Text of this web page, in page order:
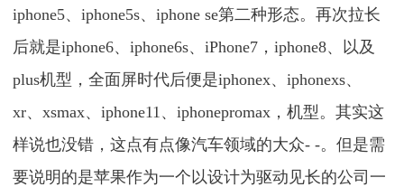
iphone5、iphone5s、iphone se第二种形态。再次拉长
后就是iphone6、iphone6s、iPhone7，iphone8、以及
plus机型，全面屏时代后便是iphonex、iphonexs、
xr、xsmax、iphone11、iphonepromax，机型。其实这
样说也没错，这点有点像汽车领域的大众- -。但是需
要说明的是苹果作为一个以设计为驱动见长的公司一